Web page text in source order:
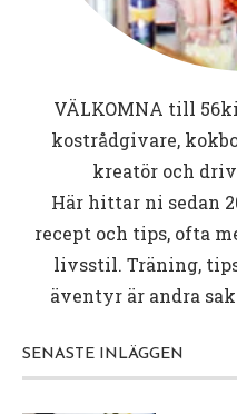
VÄLKOMNA till
kostrådgivare,
kreatör och
Här hittar ni sedan
recept och tips, ofta
livsstil. Träning,
äventyr är andra
SENASTE INLÄGGEN